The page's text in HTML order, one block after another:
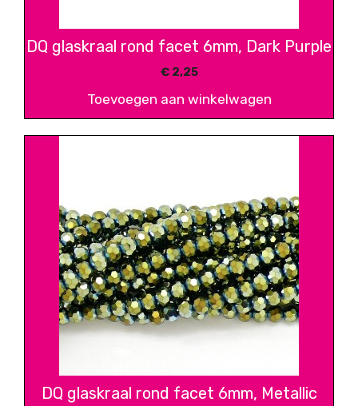
DQ glaskraal rond facet 6mm, Dark Purple
€2,25
Toevoegen aan winkelwagen
DQ glaskraal rond facet 6mm, Metallic